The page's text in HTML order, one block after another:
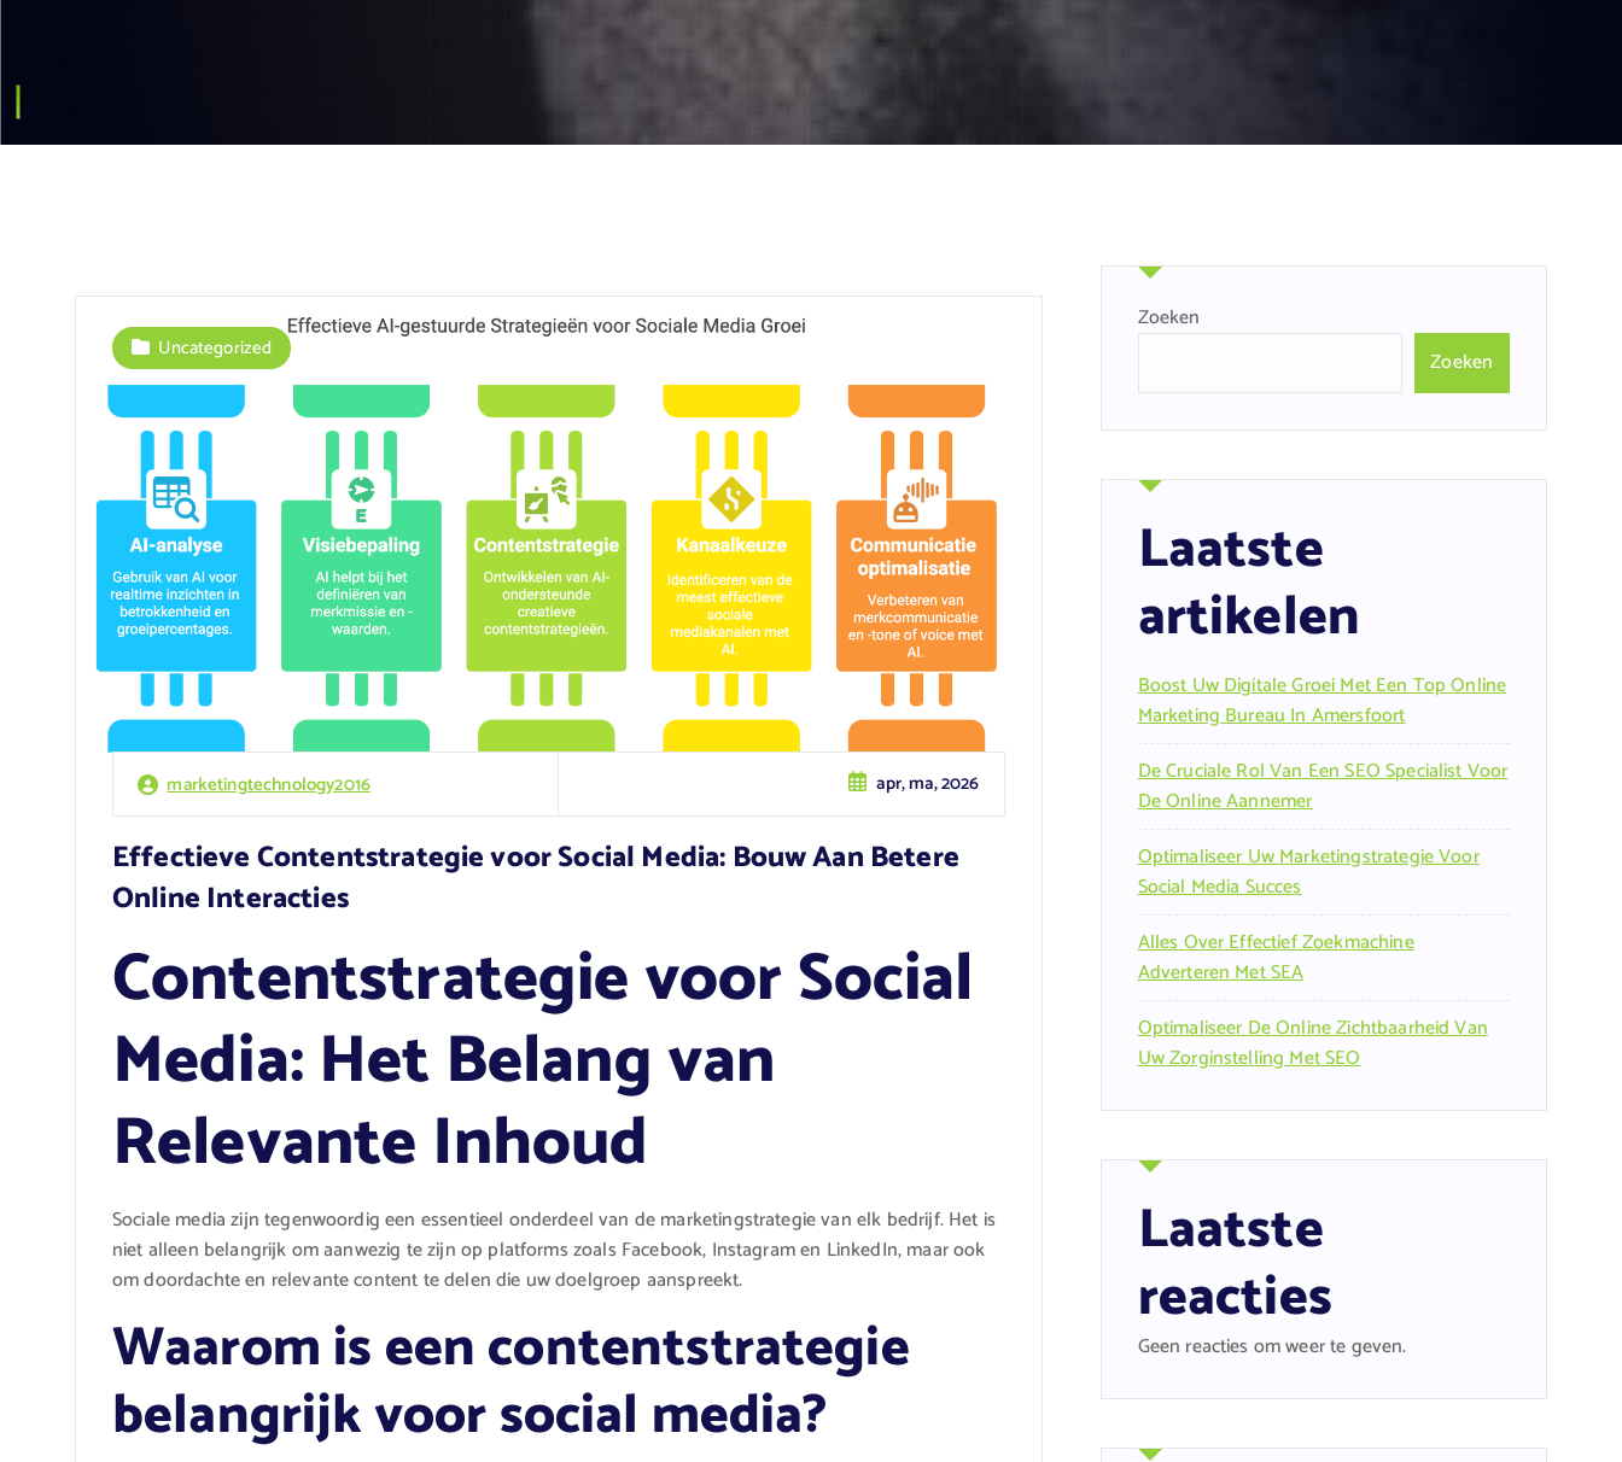
marketingtechnology2016 apr, ma, 2026
Uncategorized
Effectieve Contentstrategie voor Social Media: Bouw Aan Betere
Online Interacties
Contentstrategie voor Social
Media: Het Belang van
Relevante Inhoud
Sociale media zijn tegenwoordig een essentieel onderdeel van de marketingstrategie van elk bedrijf. Het is
niet alleen belangrijk om aanwezig te zijn op platforms zoals Facebook, Instagram en LinkedIn, maar ook
om doordachte en relevante content te delen die uw doelgroep aanspreekt.
Waarom is een contentstrategie
belangrijk voor social media?
Zoeken
Zoeken
Laatste
artikelen
Boost Uw Digitale Groei Met Een Top Online
Marketing Bureau In Amersfoort
De Cruciale Rol Van Een SEO Specialist Voor
De Online Aannemer
Optimaliseer Uw Marketingstrategie Voor
Social Media Succes
Alles Over Effectief Zoekmachine
Adverteren Met SEA
Optimaliseer De Online Zichtbaarheid Van
Uw Zorginstelling Met SEO
Laatste
reacties
Geen reacties om weer te geven.